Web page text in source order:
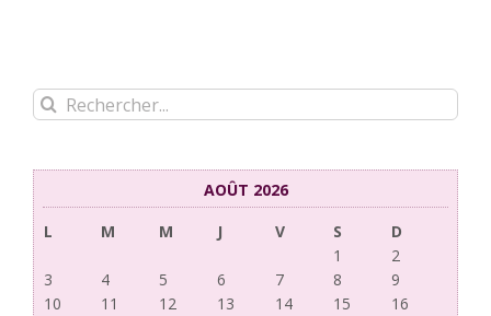
Rechercher:
AOÛT 2026
L
M M J V S
D
1
2
3
4 5 6 7 8
9
10
11 12 13 14 15
16